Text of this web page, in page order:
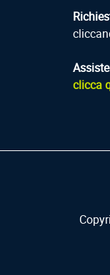
clicca